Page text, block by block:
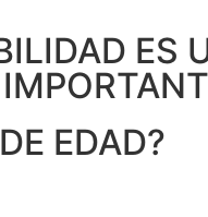
ES
EDAD?